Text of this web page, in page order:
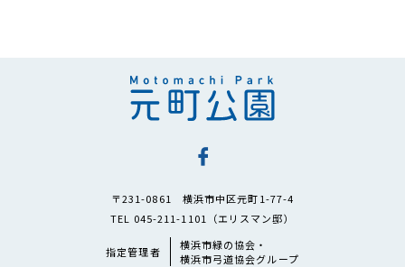
〒231-0861 横浜市中区元町1-77-4
TEL 045-211-1101（エリスマン邸）
指定管理者
横浜市緑の協会・
横浜市弓道協会グループ